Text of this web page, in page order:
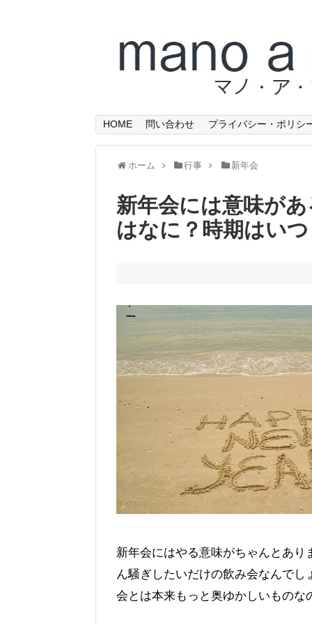
HOME 問い合わせ プライバシー・ポリシ
ホーム 行事 新年会
新年会には意味が
はなに？時期はい
新年会にはやる意味がちゃんとあ
ん騒ぎしたいだけの飲み会なんで
会とは本来もっと奥ゆかしいものな